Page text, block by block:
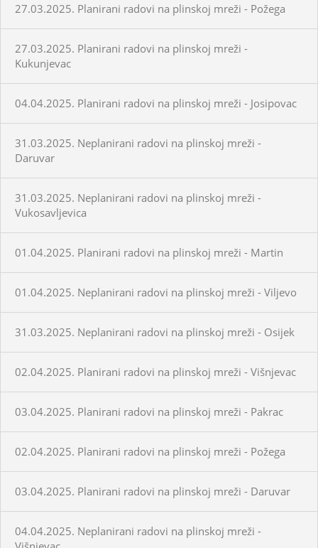
27.03.2025. Planirani radovi na plinskoj mreži - Požega
27.03.2025. Planirani radovi na plinskoj mreži -
Kukunjevac
04.04.2025. Planirani radovi na plinskoj mreži - Josipovac
31.03.2025. Neplanirani radovi na plinskoj mreži -
Daruvar
31.03.2025. Neplanirani radovi na plinskoj mreži -
Vukosavljevica
01.04.2025. Planirani radovi na plinskoj mreži - Martin
01.04.2025. Neplanirani radovi na plinskoj mreži - Viljevo
31.03.2025. Neplanirani radovi na plinskoj mreži - Osijek
02.04.2025. Planirani radovi na plinskoj mreži - Višnjevac
03.04.2025. Planirani radovi na plinskoj mreži - Pakrac
02.04.2025. Planirani radovi na plinskoj mreži - Požega
03.04.2025. Planirani radovi na plinskoj mreži - Daruvar
04.04.2025. Neplanirani radovi na plinskoj mreži -